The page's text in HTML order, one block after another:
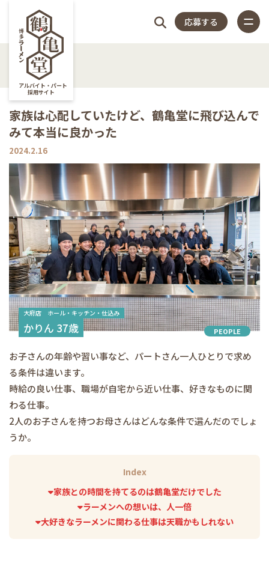
アルバイト・パート
採用サイト
スタッフアンケート
福利厚生
特集記事
店舗一覧
よくある質問
応募する
4つの
こだ
わり
事
内
容
アンケー
ト
長
紹
介
利
厚
生
集
記
事
舗
一
覧
ある
質問
家族は心配していたけど、鶴亀堂に飛び込んで
みて本当に良かった
2024.2.16
PEOPLE
大府店 ホール・キッチン・仕込み
かりん 37歳
お子さんの年齢や習い事など、パートさん一人ひとりで求め
る条件は違います。
時給の良い仕事、職場が自宅から近い仕事、好きなものに関
わる仕事。
2人のお子さんを持つお母さんはどんな条件で選んだのでしょ
うか。
Index
家族との時間を持てるのは鶴亀堂だけでした
ラーメンへの想いは、人一倍
大好きなラーメンに関わる仕事は天職かもしれない